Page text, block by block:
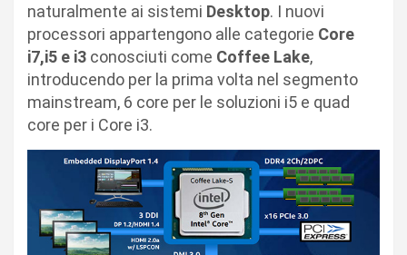
naturalmente ai sistemi Desktop. I nuovi
processori appartengono alle categorie Core
i7,i5 e i3 conosciuti come Coffee Lake,
introducendo per la prima volta nel segmento
mainstream, 6 core per le soluzioni i5 e quad
core per i Core i3.